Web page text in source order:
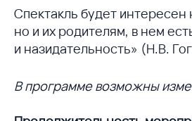
Спектакль будет интересен
но и их родителям, в нем
и назидательность» (Н.В.
В программе возможны